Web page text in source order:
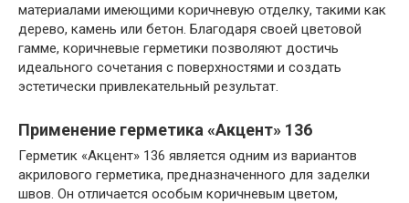
материалами имеющими коричневую отделку, такими как
дерево, камень или бетон. Благодаря своей цветовой
гамме, коричневые герметики позволяют достичь
идеального сочетания с поверхностями и создать
эстетически привлекательный результат.
Применение герметика «Акцент» 136
Герметик «Акцент» 136 является одним из вариантов
акрилового герметика, предназначенного для заделки
швов. Он отличается особым коричневым цветом,